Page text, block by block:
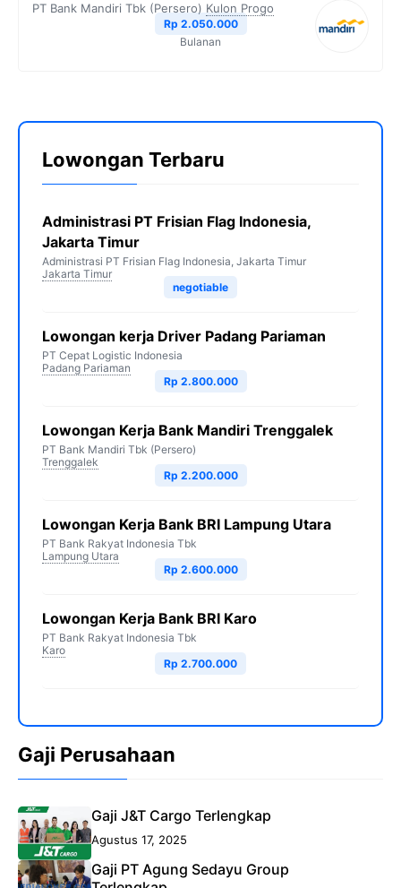
PT Bank Mandiri Tbk (Persero) Kulon Progo
Rp 2.050.000
Bulanan
Lowongan Terbaru
Administrasi PT Frisian Flag Indonesia,
Jakarta Timur
Administrasi PT Frisian Flag Indonesia, Jakarta Timur
Jakarta Timur
negotiable
Lowongan kerja Driver Padang Pariaman
PT Cepat Logistic Indonesia
Padang Pariaman
Rp 2.800.000
Lowongan Kerja Bank Mandiri Trenggalek
PT Bank Mandiri Tbk (Persero)
Trenggalek
Rp 2.200.000
Lowongan Kerja Bank BRI Lampung Utara
PT Bank Rakyat Indonesia Tbk
Lampung Utara
Rp 2.600.000
Lowongan Kerja Bank BRI Karo
PT Bank Rakyat Indonesia Tbk
Karo
Rp 2.700.000
Gaji Perusahaan
Gaji J&T Cargo Terlengkap
Agustus 17, 2025
Gaji PT Agung Sedayu Group